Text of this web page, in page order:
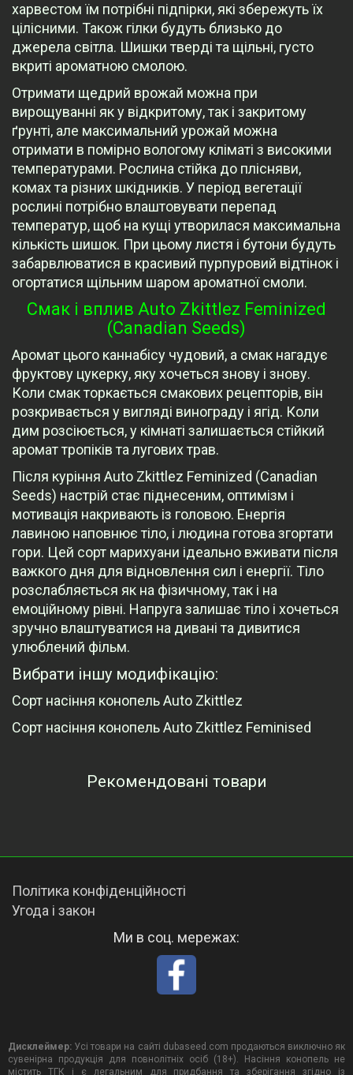
харвестом їм потрібні підпірки, які збережуть їх
цілісними. Також гілки будуть близько до
джерела світла. Шишки тверді та щільні, густо
вкриті ароматною смолою.
Отримати щедрий врожай можна при
вирощуванні як у відкритому, так і закритому
ґрунті, але максимальний урожай можна
отримати в помірно вологому кліматі з високими
температурами. Рослина стійка до плісняви,
комах та різних шкідників. У період вегетації
рослині потрібно влаштовувати перепад
температур, щоб на кущі утворилася максимальна
кількість шишок. При цьому листя і бутони будуть
забарвлюватися в красивий пурпуровий відтінок і
огортатися щільним шаром ароматної смоли.
Смак і вплив Auto Zkittlez Feminized
(Canadian Seeds)
Аромат цього каннабісу чудовий, а смак нагадує
фруктову цукерку, яку хочеться знову і знову.
Коли смак торкається смакових рецепторів, він
розкривається у вигляді винограду і ягід. Коли
дим розсіюється, у кімнаті залишається стійкий
аромат тропіків та лугових трав.
Після куріння Auto Zkittlez Feminized (Canadian
Seeds) настрій стає піднесеним, оптимізм і
мотивація накривають із головою. Енергія
лавиною наповнює тіло, і людина готова згортати
гори. Цей сорт марихуани ідеально вживати після
важкого дня для відновлення сил і енергії. Тіло
розслабляється як на фізичному, так і на
емоційному рівні. Напруга залишає тіло і хочеться
зручно влаштуватися на дивані та дивитися
улюблений фільм.
Вибрати іншу модифікацію:
Сорт насіння конопель Auto Zkittlez
Сорт насіння конопель Auto Zkittlez Feminised
Рекомендовані товари
Політика конфіденційності
Угода і закон
Ми в соц. мережах:
Дисклеймер: Усі товари на сайті dubaseed.com продаються виключно як
сувенірна продукція для повнолітніх осіб (18+). Насіння конопель не
містить ТГК і є легальним для придбання та зберігання згідно із